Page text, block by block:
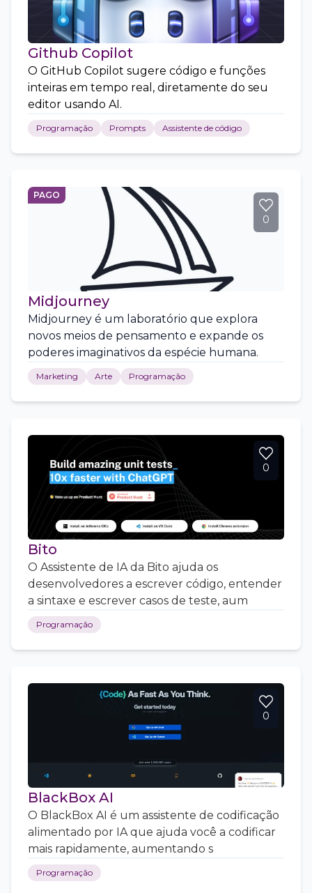
Github Copilot
O GitHub Copilot sugere código e funções
inteiras em tempo real, diretamente do seu
editor usando AI.
Programação Prompts Assistente de código
PAGO
0
Midjourney
Midjourney é um laboratório que explora
novos meios de pensamento e expande os
poderes imaginativos da espécie humana.
Marketing Arte Programação
0
Bito
O Assistente de IA da Bito ajuda os
desenvolvedores a escrever código, entender
a sintaxe e escrever casos de teste, aum
Programação
0
BlackBox AI
O BlackBox AI é um assistente de codificação
alimentado por IA que ajuda você a codificar
mais rapidamente, aumentando s
Programação